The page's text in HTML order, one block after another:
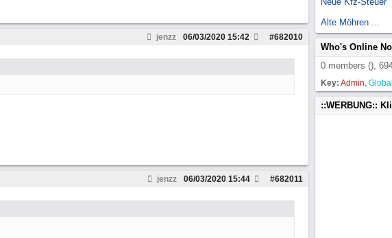
jenzz #682010
06/03/2020 15:42
jenzz #682011
06/03/2020 15:44
Alte Möhren ...
Who's Online
0 members (),
Key: Admin,
::WERBUNG::